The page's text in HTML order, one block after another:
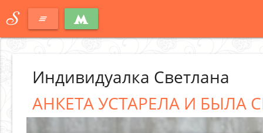
S clear_all
Индивидуалка Светлана
АНКЕТА УСТАРЕЛА И БЫЛА